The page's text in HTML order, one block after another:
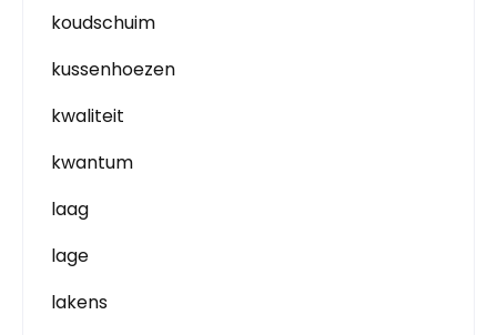
koudschuim
kussenhoezen
kwaliteit
kwantum
laag
lage
lakens